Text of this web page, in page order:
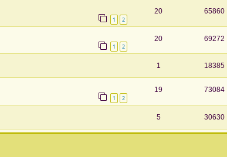
1 2
20 65860
1 2
20 69272
1 18385
1 2
19 73084
5 30630